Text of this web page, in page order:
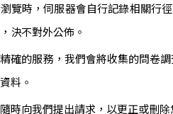
覽時，伺服器會自行記錄相關行
決不對外公佈。
確的服務，我們會將收集的問卷
料。
時向我們提出請求，以更正或刪